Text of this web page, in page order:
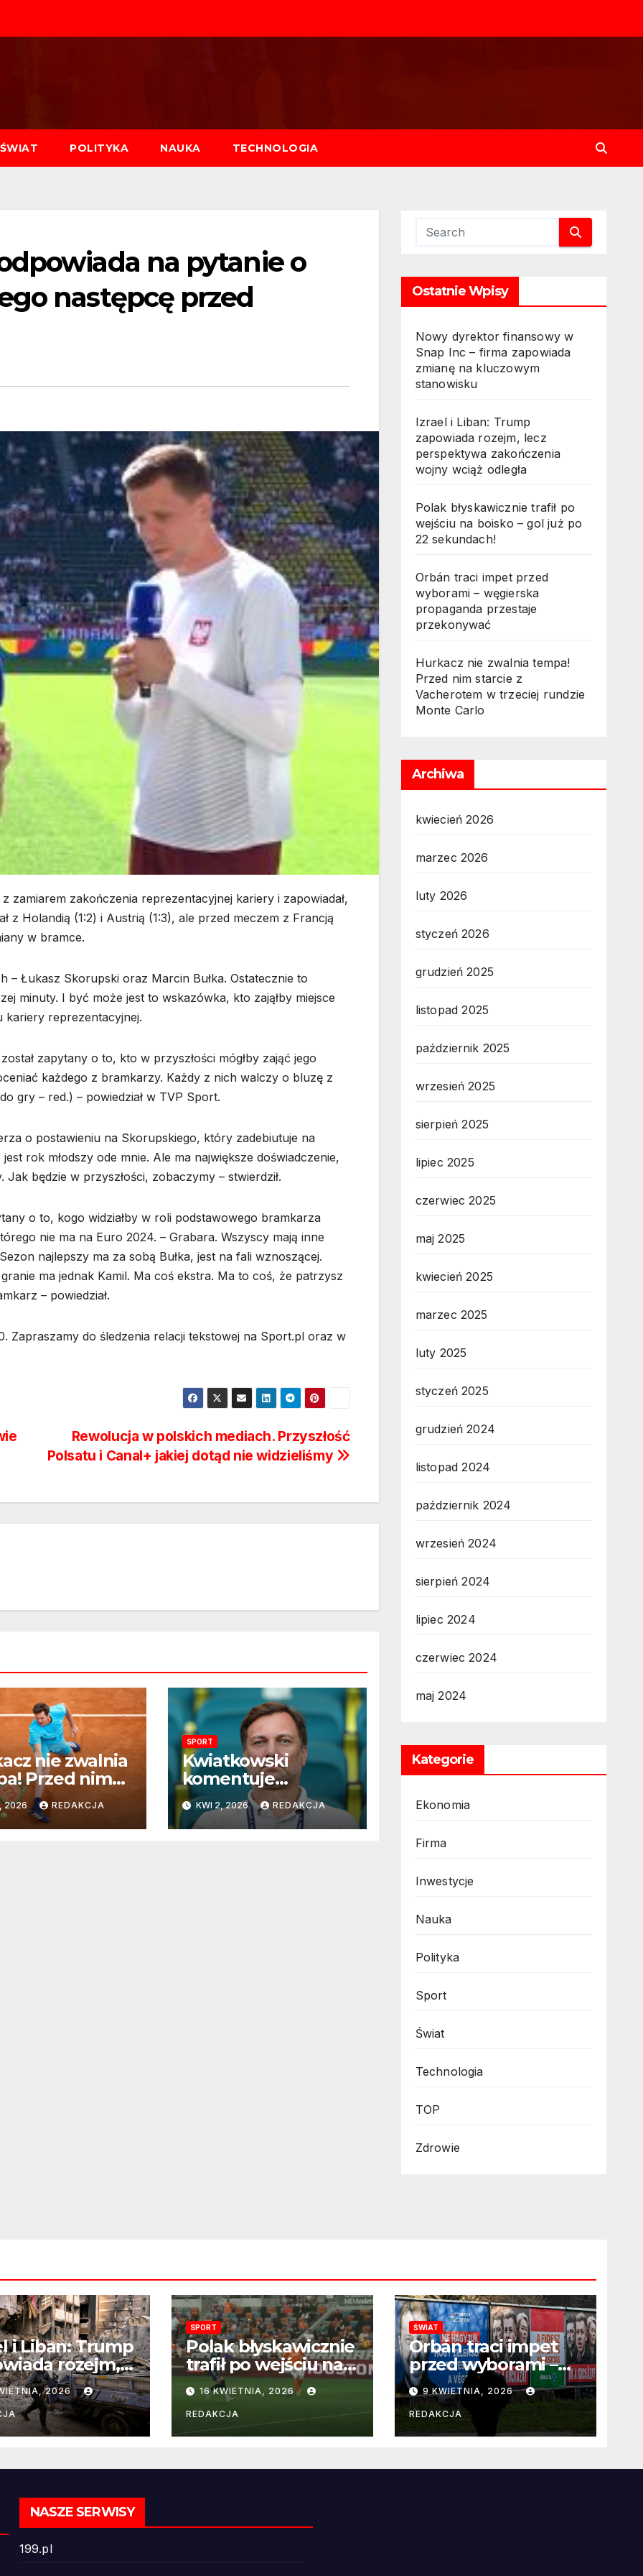
ŚWIAT POLITYKA NAUKA TECHNOLOGIA
na pytanie o
następcę przed
zamiarem zakończenia reprezentacyjnej kariery i zapowiadał,
z Holandią (1:2) i Austrią (1:3), ale przed meczem z Francją
w bramce.
– Łukasz Skorupski oraz Marcin Bułka. Ostatecznie to
minuty. I być może jest to wskazówka, kto zająłby miejsce
kariery reprezentacyjnej.
zapytany o to, kto w przyszłości mógłby zająć jego
każdego z bramkarzy. Każdy z nich walczy o bluzę z
gry – red.) – powiedział w TVP Sport.
o postawieniu na Skorupskiego, który zadebiutuje na
rok młodszy ode mnie. Ale ma największe doświadczenie,
Jak będzie w przyszłości, zobaczymy – stwierdził.
o to, kogo widziałby w roli podstawowego bramkarza
nie ma na Euro 2024. – Grabara. Wszyscy mają inne
najlepszy ma za sobą Bułka, jest na fali wznoszącej.
ma jednak Kamil. Ma coś ekstra. Ma to coś, że patrzysz
– powiedział.
Zapraszamy do śledzenia relacji tekstowej na Sport.pl oraz w
Rewolucja w polskich mediach. Przyszłość
Polsatu i Canal+ jakiej dotąd nie widzieliśmy
nie zwalnia
Przed nim
z
w
rundzie
2026 REDAKCJA
SPORT
Kwiatkowski
komentuje
przyszłość na
mundialu:
„Rozważamy
KWI 2, 2026 REDAKCJA
Ostatnie Wpisy
Nowy dyrektor finansowy w
Snap Inc – firma zapowiada
zmianę na kluczowym
stanowisku
Izrael i Liban: Trump
zapowiada rozejm, lecz
perspektywa zakończenia
wojny wciąż odległa
Polak błyskawicznie trafił po
wejściu na boisko – gol już po
22 sekundach!
Orbán traci impet przed
wyborami – węgierska
propaganda przestaje
przekonywać
Hurkacz nie zwalnia tempa!
Przed nim starcie z
Vacherotem w trzeciej rundzie
Monte Carlo
Archiwa
kwiecień 2026
marzec 2026
luty 2026
styczeń 2026
grudzień 2025
listopad 2025
październik 2025
wrzesień 2025
sierpień 2025
lipiec 2025
czerwiec 2025
maj 2025
kwiecień 2025
marzec 2025
luty 2025
styczeń 2025
grudzień 2024
listopad 2024
październik 2024
wrzesień 2024
sierpień 2024
lipiec 2024
czerwiec 2024
maj 2024
Kategorie
Ekonomia
Firma
Inwestycje
Nauka
Polityka
Sport
Świat
Technologia
TOP
Zdrowie
i Liban: Trump
rozejm,
wojny
odległa
2026
SPORT
Polak błyskawicznie
trafił po wejściu na
boisko – gol już po
22 sekundach!
16 KWIETNIA, 2026
REDAKCJA
ŚWIAT
Orbán traci impet
przed wyborami –
węgierska
propaganda
przestaje
przekonywać
9 KWIETNIA, 2026
REDAKCJA
NASZE SERWISY
199.pl